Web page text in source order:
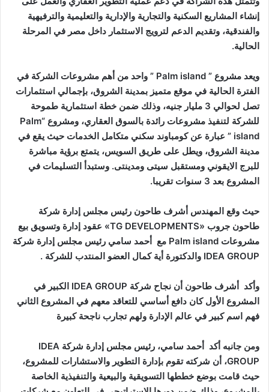
إنشاء المشاريع السكنية والتجارية والإدارية والتعليمية والترفيهية
والفندقية، وتقديم الدعم لترويج الاستثمار داخل مصر في المرحلة
الحالية.
ويعد مشروع ” Palm island ” واحد من أهم مشروعات الشركة في
الفترة الحالية في موقع متميز بمدينة الشروق، بإجمالي استثمارات
تصل لحوالي 3 مليار جنيه، وذلك ضمن خطة استثمارية طموحة
للشركة لتنفيذ مشروعات رائدة بالسوق العقاري، ومشروع “Palm
island ” عبارة عن كومباوند سكني متكامل الخدمات حيث يقع في
مدينة الشروق، ويطل على طريق السويس، يتمتع برؤية مباشرة
للبرج الايقوني ومستقبل سيتى ومدينتى. وستبدأ التسليمات في
المشروع بعد 3 سنوات تقريبا.
حيث وقع المهندس أشرف طاحون رئيس مجلس إدارة شركة
طاحون جروب «TG DEVELOPMENTS» عقود إدارة وتسويق بيع
مشروعات Palm island مع أحمد سامي رئيس مجلس إدارة شركة
IDEA GROUP والدكتورة أية كمال العضو المنتدب للشركة .
وأكد أشرف طاحون أن نجاح شركة IDEA GROUP الكبير في
المشروع الأول كان دافع أساسي للتعاقد معهم في المشروع الثاني
فهم اسم كبير في عالم الإدارة ولهم تجارب ناجحة كبيرة
ومن جانبه أكد أحمد سامي، رئيس مجلس إدارة شركة IDEA
GROUP، أن شركته تقوم بإدارة التطوير والاستشارات للمشروع،
حيث قامت بوضع خططها التسويقية والبيعية والتنفيذية الخاصة